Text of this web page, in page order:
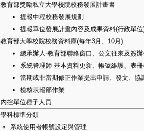
教育部獎勵私立大學校院校務發展計畫書
提報中程校務發展規劃
提報單位發展計畫內容及成果資料(行政單位
教育部大學校院校務資料庫(每年3月、10月)
總承辦人-教育部聯絡窗口、公文往來及簽
系統管理師-基本資料更新、帳號維護、表
當期或非當期修正作業提出申請、發文、協
檢核表報部作業
內控單位種子人員
學科標準分類
系統使用者帳號設定與管理